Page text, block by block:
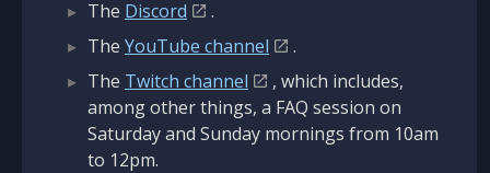
The Discord
.
The YouTube channel
.
The Twitch channel
, which includes,
among other things, a FAQ session on
Saturday and Sunday mornings from 10am
to 12pm.